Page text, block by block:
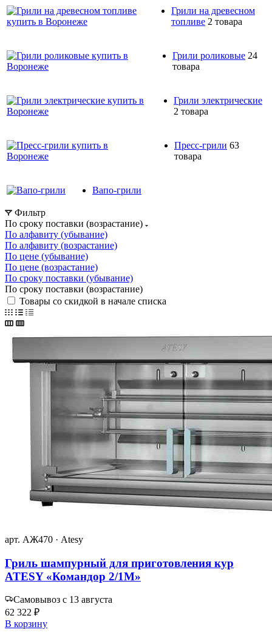
Грили на древесном
топливе 2 товара
Грили роликовые 24
товара
Грили электрические
2 товара
Пресс-грили 63
товара
Вапо-грили
Фильтр
По сроку поставки (возрастание)
По алфавиту (убывание)
По алфавиту (возрастание)
По цене (убывание)
По цене (возрастание)
По сроку поставки (убывание)
По сроку поставки (возрастание)
Товары со скидкой в начале списка
арт. АЖ470 · Atesy
Гриль шампурный для приготовления кур
ATESY «Командор 2/1М»
Самовывоз с 13 августа
62 322 ₽
В корзину